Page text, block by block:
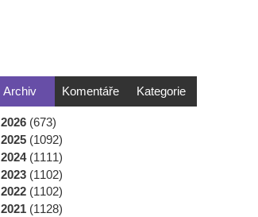
Archiv Komentáře Kategorie
2026 (673)
2025 (1092)
2024 (1111)
2023 (1102)
2022 (1102)
2021 (1128)